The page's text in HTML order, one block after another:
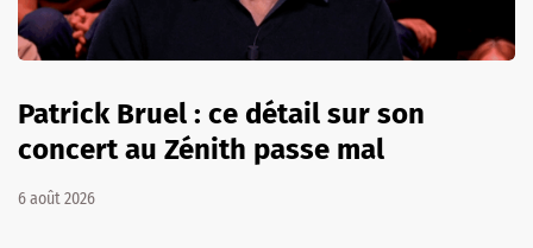
Patrick Bruel : ce détail sur son
concert au Zénith passe mal
6 août 2026